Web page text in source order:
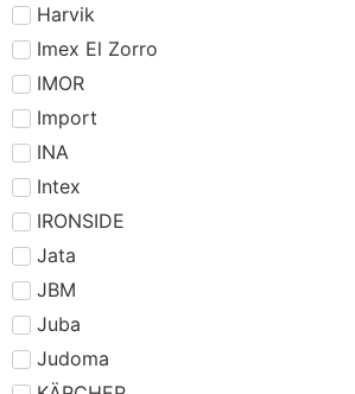
Harvik
Imex El Zorro
IMOR
Import
INA
Intex
IRONSIDE
Jata
JBM
Juba
Judoma